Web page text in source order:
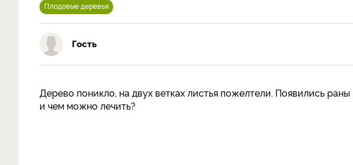
Плодовые деревья
Гость
Дерево поникло, на двух ветках листья пожелтели. Появились
и чем можно лечить?